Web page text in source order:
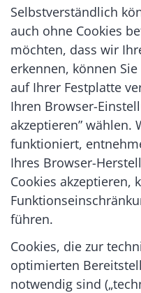
Selbstverständlich
auch ohne Cookies
möchten, dass wir
erkennen, können
auf Ihrer Festplatte
Ihren Browser-
akzeptieren” wählen.
funktioniert,
Ihres Browser-
Cookies akzeptieren,
führen.
Cookies, die zur
optimierten
notwendig sind